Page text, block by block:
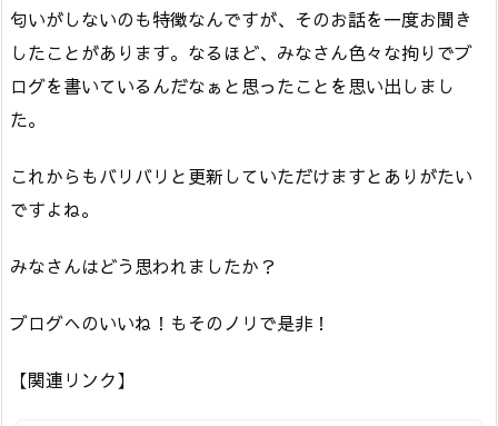
匂いがしないのも特徴なんですが、そのお話を一度お聞き
したことがあります。なるほど、みなさん色々な拘りでブ
ログを書いているんだなぁと思ったことを思い出しまし
た。
これからもバリバリと更新していただけますとありがたい
ですよね。
みなさんはどう思われましたか？
ブログへのいいね！もそのノリで是非！
【関連リンク】